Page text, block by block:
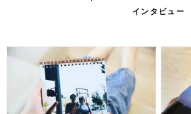
インタビュー